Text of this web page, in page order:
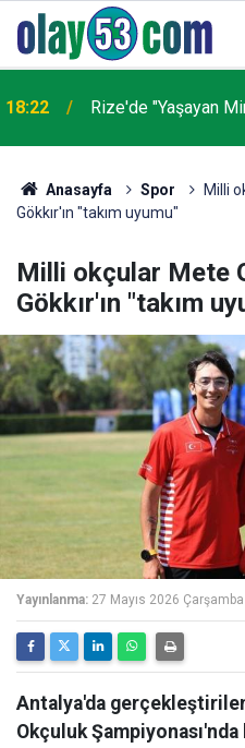
18:22 Rize'de "Yaşayan
Anasayfa Spor
Milli
Gökkır'ın "takım uyumu"
Milli okçular Mete
Gökkır'ın "takım
Yayınlanma: 27 Mayıs 2026
Antalya'da
Okçuluk Şampiyonası'nda